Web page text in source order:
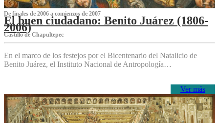
De finales de 2006 a comienzos de 2007
El buen ciudadano: Benito Juárez (1806-
2006)
Castillo de Chapultepec
En el marco de los festejos por el Bicentenario del Natalicio de
Benito Juárez, el Instituto Nacional de Antropología…
Ver más